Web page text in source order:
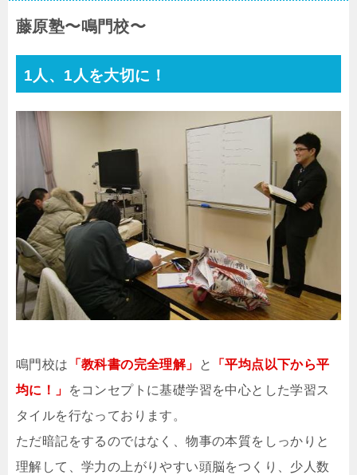
藤原塾〜鳴門校〜
1人、1人を大切に！
鳴門校は 「教科書の完全理解」 と
「平均点以下から平
均に！」
をコンセプトに基礎学習を中心とした学習ス
タイルを行なっております。
ただ暗記をするのではなく、物事の本質をしっかりと
理解して、学力の上がりやすい頭脳をつくり、少人数